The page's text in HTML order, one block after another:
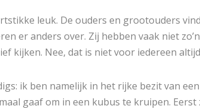
leuk. De ouders en grootouders
er anders over. Zij hebben vaak niet
kijken. Nee, dat is niet voor iedereen
ik ben namelijk in het rijke bezit van
gaaf om in een kubus te kruipen.